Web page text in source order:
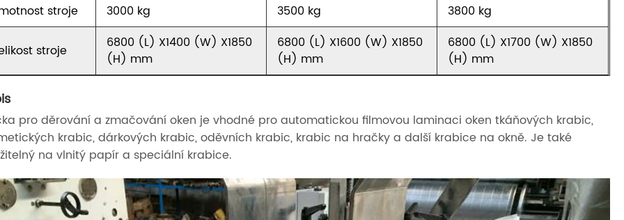
stroje
3000 kg 3500 kg 3800 kg
stroje
6800 (L) X1400 (W) X1850
(H) mm
6800 (L) X1600 (W) X1850
(H) mm
6800 (L) X1700 (W) X1850
(H) mm
pro děrování a zmačování oken je vhodné pro automatickou filmovou laminaci oken tkáňových krabic,
krabic, dárkových krabic, oděvních krabic, krabic na hračky a další krabice na okně. Je také
na vlnitý papír a speciální krabice.